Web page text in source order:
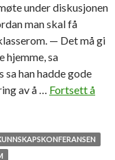
under diskusjonen
man skal få
— Det må gi
hjemme, sa
han hadde gode
av å … Fortsett å